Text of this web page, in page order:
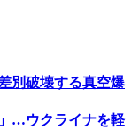
別破壊する真空爆
…ウクライナを軽